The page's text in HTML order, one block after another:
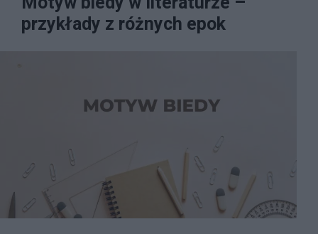
przykłady z różnych epok